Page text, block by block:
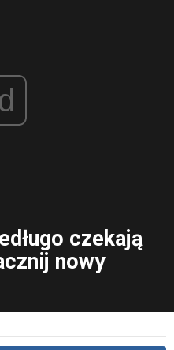
czekają
nowy